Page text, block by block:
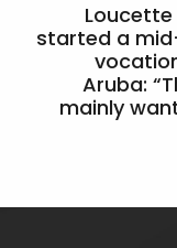
Loucette
started a
Aruba:
mainly